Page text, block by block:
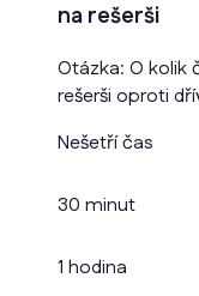
na rešerši
Otázka: O kolik
rešerši oproti
Nešetří čas
30 minut
1 hodina